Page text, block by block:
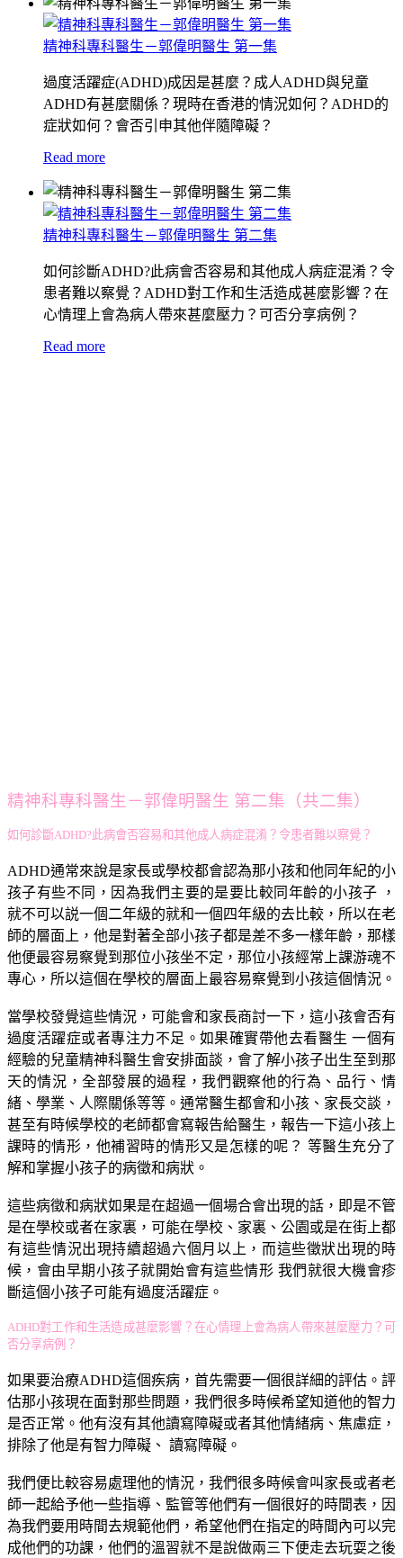
精神科專科醫生－郭偉明醫生 第一集
過度活躍症(ADHD)成因是甚麼？成人ADHD與兒童
ADHD有甚麼關係？現時在香港的情況如何？ADHD的
症狀如何？會否引申其他伴隨障礙？
Read more
精神科專科醫生－郭偉明醫生 第二集
如何診斷ADHD?此病會否容易和其他成人病症混淆？令
患者難以察覺？ADHD對工作和生活造成甚麼影響？在
心情理上會為病人帶來甚麼壓力？可否分享病例？
Read more
精神科專科醫生－郭偉明醫生 第二集（共二集）
如何診斷ADHD?此病會否容易和其他成人病症混淆？令患者難以察覺？
ADHD通常來說是家長或學校都會認為那小孩和他同年紀的小
孩子有些不同，因為我們主要的是要比較同年齡的小孩子 ，
就不可以説一個二年級的就和一個四年級的去比較，所以在老
師的層面上，他是對著全部小孩子都是差不多一樣年齡，那樣
他便最容易察覺到那位小孩坐不定，那位小孩經常上課游魂不
專心，所以這個在學校的層面上最容易察覺到小孩這個情況。
當學校發覺這些情況，可能會和家長商討一下，這小孩會否有
過度活躍症或者專注力不足。如果確實帶他去看醫生 一個有
經驗的兒童精神科醫生會安排面談，會了解小孩子出生至到那
天的情況，全部發展的過程，我們觀察他的行為、品行、情
緒、學業、人際關係等等。通常醫生都會和小孩、家長交談，
甚至有時候學校的老師都會寫報告給醫生，報告一下這小孩上
課時的情形，他補習時的情形又是怎樣的呢？ 等醫生充分了
解和掌握小孩子的病徵和病狀。
這些病徵和病狀如果是在超過一個場合會出現的話，即是不管
是在學校或者在家裏，可能在學校、家裏、公園或是在街上都
有這些情況出現持續超過六個月以上，而這些徵狀出現的時
候，會由早期小孩子就開始會有這些情形 我們就很大機會疹
斷這個小孩子可能有過度活躍症。
ADHD對工作和生活造成甚麼影響？在心情理上會為病人帶來甚麼壓力？可
否分享病例？
如果要治療ADHD這個疾病，首先需要一個很詳細的評估。評
估那小孩現在面對那些問題，我們很多時候希望知道他的智力
是否正常。他有沒有其他讀寫障礙或者其他情緒病、焦慮症，
排除了他是有智力障礙、 讀寫障礙。
我們便比較容易處理他的情況，我們很多時候會叫家長或者老
師一起給予他一些指導、監管等他們有一個很好的時間表，因
為我們要用時間去規範他們，希望他們在指定的時間內可以完
成他們的功課，他們的溫習就不是說做兩三下便走去玩耍之後